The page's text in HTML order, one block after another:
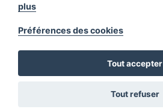
plus
Préférences des cookies
Tout accepter
Tout refuser